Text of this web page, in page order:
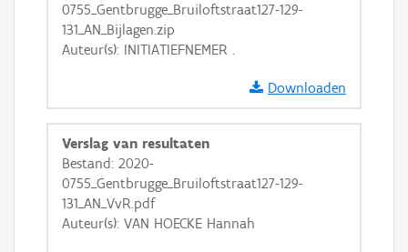
OSM-Basiskaart
Ortho
0755_Gentbrugge_Bruiloftstraat127-129-
131_AN_Bijlagen.zip
Auteur(s): INITIATIEFNEMER .
Downloaden
Verslag van resultaten
Bestand: 2020-
0755_Gentbrugge_Bruiloftstraat127-129-
131_AN_VvR.pdf
Auteur(s): VAN HOECKE Hannah